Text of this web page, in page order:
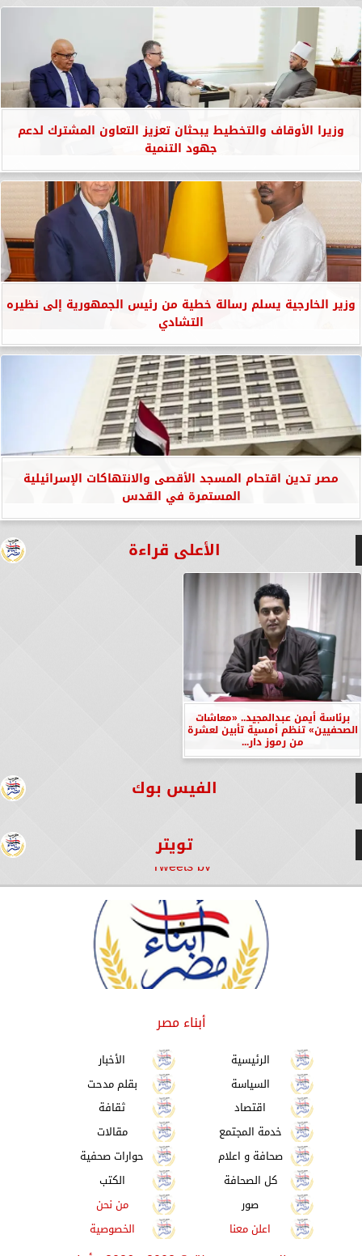
وزيرا الأوقاف والتخطيط يبحثان تعزيز التعاون المشترك لدعم
جهود التنمية
وزير الخارجية يسلم رسالة خطية من رئيس الجمهورية إلى نظيره
التشادي
مصر تدين اقتحام المسجد الأقصى والانتهاكات الإسرائيلية
المستمرة في القدس
الأعلى قراءة
برئاسة أيمن عبدالمجيد.. «معاشات
الصحفيين» تنظم أمسية تأبين لعشرة
من رموز دار...
الفيس بوك
تويتر
Tweets by
أبناء مصر
الرئيسية
الأخبار
السياسة
بقلم مدحت
اقتصاد
ثقافة
خدمة المجتمع
مقالات
صحافة و اعلام
حوارات صحفية
كل الصحافة
الكتب
صور
من نحن
اعلن معنا
الخصوصية